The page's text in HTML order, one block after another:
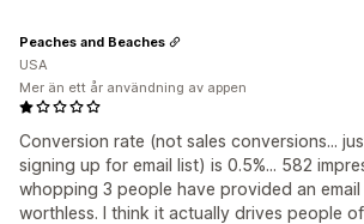
Conversion rate (not sales conversions...
signing up for email list) is 0.5%... 582
whopping 3 people have provided an email
worthless. I think it actually drives people
Peaches and Beaches
USA
Mer än ett år användning av appen